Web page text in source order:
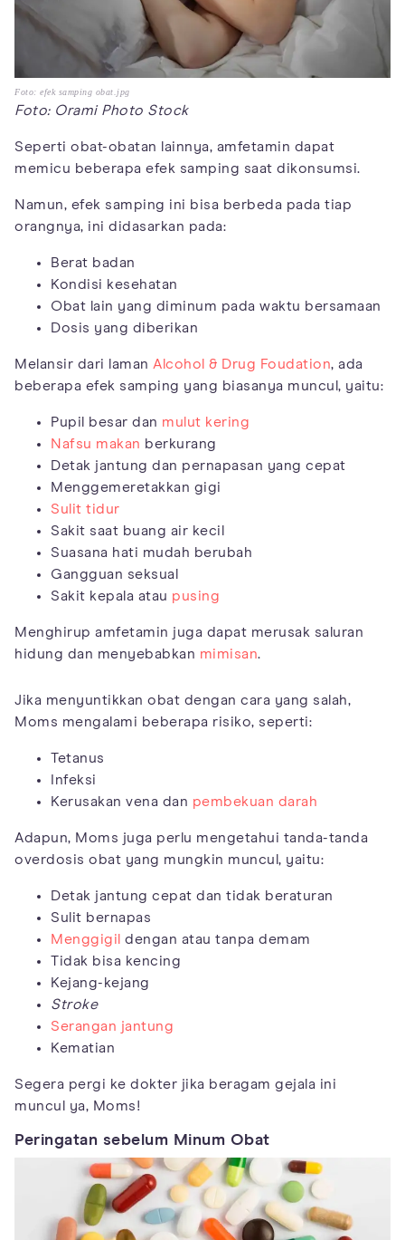
Foto: efek samping obat.jpg
Foto: Orami Photo Stock
Seperti obat-obatan lainnya, amfetamin dapat
memicu beberapa efek samping saat dikonsumsi.
Namun, efek samping ini bisa berbeda pada tiap
orangnya, ini didasarkan pada:
Berat badan
Kondisi kesehatan
Obat lain yang diminum pada waktu bersamaan
Dosis yang diberikan
Melansir dari laman Alcohol & Drug Foudation, ada
beberapa efek samping yang biasanya muncul, yaitu:
Pupil besar dan mulut kering
Nafsu makan berkurang
Detak jantung dan pernapasan yang cepat
Menggemeretakkan gigi
Sulit tidur
Sakit saat buang air kecil
Suasana hati mudah berubah
Gangguan seksual
Sakit kepala atau pusing
Menghirup amfetamin juga dapat merusak saluran
hidung dan menyebabkan mimisan.
Jika menyuntikkan obat dengan cara yang salah,
Moms mengalami beberapa risiko, seperti:
Tetanus
Infeksi
Kerusakan vena dan pembekuan darah
Adapun, Moms juga perlu mengetahui tanda-tanda
overdosis obat yang mungkin muncul, yaitu:
Detak jantung cepat dan tidak beraturan
Sulit bernapas
Menggigil dengan atau tanpa demam
Tidak bisa kencing
Kejang-kejang
Stroke
Serangan jantung
Kematian
Segera pergi ke dokter jika beragam gejala ini
muncul ya, Moms!
Peringatan sebelum Minum Obat